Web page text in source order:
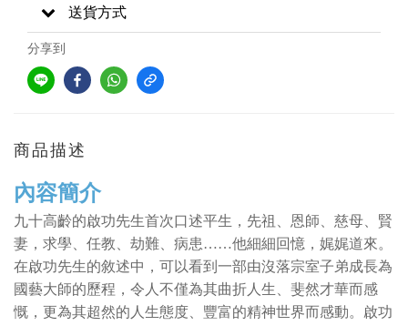
送貨方式
分享到
商品描述
內容簡介
九十高齡的啟功先生首次口述平生，先祖、恩師、慈母、賢
妻，求學、任教、劫難、病患……他細細回憶，娓娓道來。
在啟功先生的敘述中，可以看到一部由沒落宗室子弟成長為
國藝大師的歷程，令人不僅為其曲折人生、斐然才華而感
慨，更為其超然的人生態度、豐富的精神世界而感動。啟功